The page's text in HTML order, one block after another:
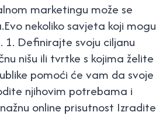
marketingu može se
nekoliko savjeta koji mogu
1. Definirajte svoju ciljanu
nišu ili tvrtke s kojima želite
pomoći će vam da svoje
njihovim potrebama i
online prisutnost Izradite